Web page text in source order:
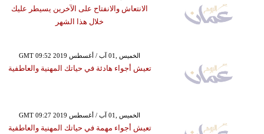
الانتعاش والانفتاح على الآخرين يسيطر عليك
خلال هذا الشهر
GMT 09:52 2019 الخميس ,01 آب / أغسطس
تعيش أجواء هادئة في حياتك المهنية والعاطفية
GMT 09:27 2019 الخميس ,01 آب / أغسطس
تعيش أجواء مهمة في حياتك المهنية والعاطفية